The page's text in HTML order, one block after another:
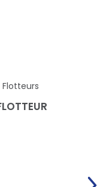
Flotteurs